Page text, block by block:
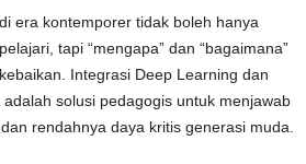
era kontemporer tidak boleh hanya
tapi “mengapa” dan “bagaimana”
Integrasi Deep Learning dan
solusi pedagogis untuk menjawab
rendahnya daya kritis generasi muda.